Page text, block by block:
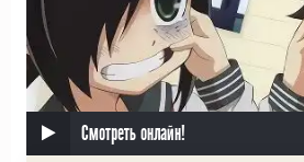
Смотреть онлайн!